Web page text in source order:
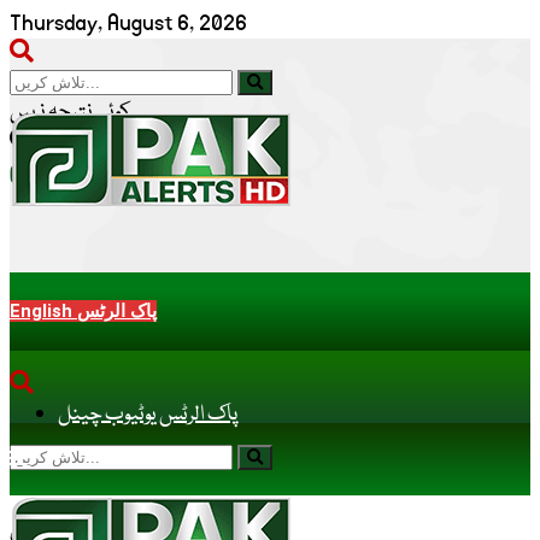
Thursday, August 6, 2026
کوئی نتیجہ نہیں
تمام نتائج دیکھیں
English پاک الرٹس
پاک الرٹس یوٹیوب چینل
کوئی نتیجہ نہیں